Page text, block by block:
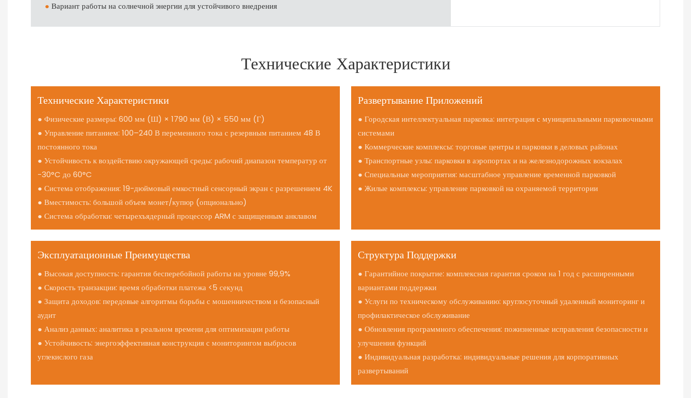
● Вариант работы на солнечной энергии для устойчивого внедрения
Технические Характеристики
Технические Характеристики
● Физические размеры: 600 мм (Ш) × 1790 мм (В) × 550 мм (Г)
● Управление питанием: 100–240 В переменного тока с резервным питанием 48 В
постоянного тока
● Устойчивость к воздействию окружающей среды: рабочий диапазон температур от
-30°C до 60°C
● Система отображения: 19-дюймовый емкостный сенсорный экран с разрешением 4K
● Вместимость: большой объем монет/купюр (опционально)
● Система обработки: четырехъядерный процессор ARM с защищенным анклавом
Развертывание Приложений
● Городская интеллектуальная парковка: интеграция с муниципальными парковочными
системами
● Коммерческие комплексы: торговые центры и парковки в деловых районах
● Транспортные узлы: парковки в аэропортах и ​​на железнодорожных вокзалах
● Специальные мероприятия: масштабное управление временной парковкой
● Жилые комплексы: управление парковкой на охраняемой территории
Эксплуатационные Преимущества
● Высокая доступность: гарантия бесперебойной работы на уровне 99,9%
● Скорость транзакции: время обработки платежа <5 секунд
● Защита доходов: передовые алгоритмы борьбы с мошенничеством и безопасный
аудит
● Анализ данных: аналитика в реальном времени для оптимизации работы
● Устойчивость: энергоэффективная конструкция с мониторингом выбросов
углекислого газа
Структура Поддержки
● Гарантийное покрытие: комплексная гарантия сроком на 1 год с расширенными
вариантами поддержки
● Услуги по техническому обслуживанию: круглосуточный удаленный мониторинг и
профилактическое обслуживание
● Обновления программного обеспечения: пожизненные исправления безопасности и
улучшения функций
● Индивидуальная разработка: индивидуальные решения для корпоративных
развертываний